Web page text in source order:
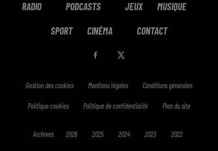
RADIO PODCASTS JEUX MUSIQUE
SPORT CINÉMA CONTACT
Gestion des cookies Mentions légales Conditions générales
Politique cookies Politique de confidentialité Plan du site
Archives 2026 2025 2024 2023 2022